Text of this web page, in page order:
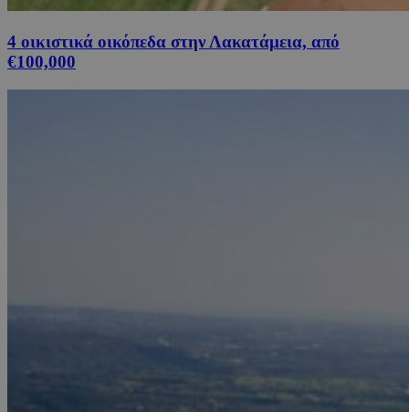
4 οικιστικά οικόπεδα στην Λακατάμεια, από
€100,000